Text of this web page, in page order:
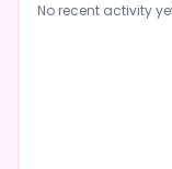
No recent activity